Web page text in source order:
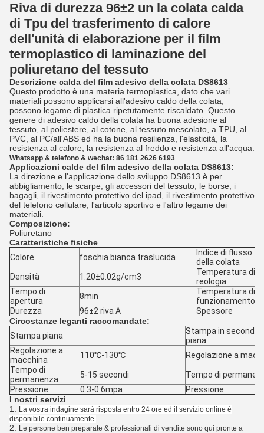
Riva di durezza 96±2 un la colata calda
di Tpu del trasferimento di calore
dell'unità di elaborazione per il film
termoplastico di laminazione del
poliuretano del tessuto
Descrizione calda del film adesivo della colata DS8613
Questo prodotto è una materia termoplastica, dato che vari
materiali possono applicarsi all'adesivo caldo della colata,
possono legame di plastica ripetutamente riscaldato. Questo
genere di adesivo caldo della colata ha buona adesione al
tessuto, al poliestere, al cotone, al tessuto mescolato, a TPU, al
PVC, al PC/all'ABS ed ha la buona resilienza, l'elasticità, la
resistenza al calore, la resistenza al freddo e resistenza all'acqua.
Whatsapp & telefono & wechat: 86 181 2626 6193
Applicazioni calde del film adesivo della colata DS8613:
La direzione e l'applicazione dello sviluppo DS8613 è per
abbigliamento, le scarpe, gli accessori del tessuto, le borse, i
bagagli, il rivestimento protettivo del ipad, il rivestimento protettivo
del telefono cellulare, l'articolo sportivo e l'altro legame dei
materiali.
Composizione:
Poliuretano
Caratteristiche fisiche
Colore
foschia bianca traslucida
Indice di flusso
della colata
Densità
1.20±0.02g/cm3
Temperatura di
reologia
Tempo di
apertura
8min
Temperatura di
funzionamento
Durezza
96±2 riva A
Spessore
Circostanze leganti raccomandate:
Stampa piana
Stampa in secondo
piana
Regolazione a
macchina
110℃-130℃
Regolazione a
Tempo di
permanenza
5-15 secondi
Tempo di
Pressione
0.3-0.6mpa
Pressione
I nostri servizi
1.
La vostra indagine sarà risposta entro 24 ore ed il servizio online è
disponibile continuamente.
2.
Le persone ben preparate & professionali di vendite sono qui pronte a